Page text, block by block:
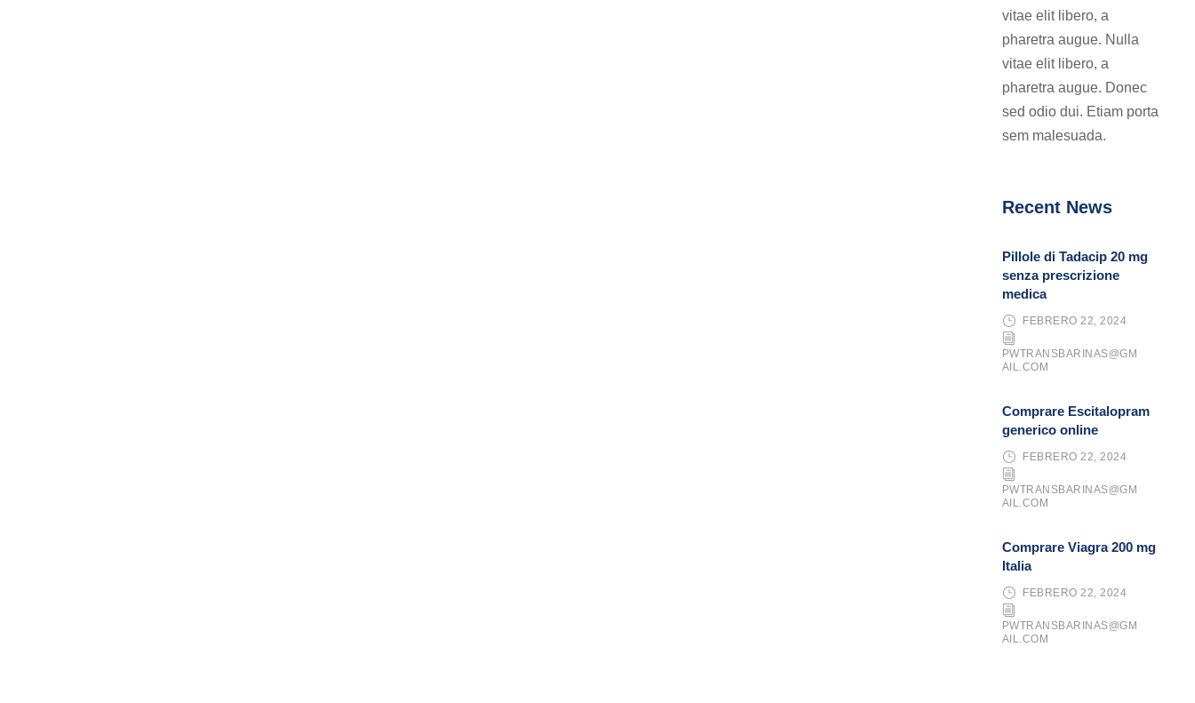
vitae elit libero, a
pharetra augue. Nulla
vitae elit libero, a
pharetra augue. Donec
sed odio dui. Etiam porta
sem malesuada.
Recent News
Pillole di Tadacip 20 mg
senza prescrizione
medica
FEBRERO 22, 2024
PWTRANSBARINAS@GM
AIL.COM
Comprare Escitalopram
generico online
FEBRERO 22, 2024
PWTRANSBARINAS@GM
AIL.COM
Comprare Viagra 200 mg
Italia
FEBRERO 22, 2024
PWTRANSBARINAS@GM
AIL.COM